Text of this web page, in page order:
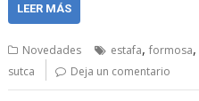
LEER MÁS
Novedades estafa,formosa,
sutca Deja un comentario